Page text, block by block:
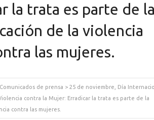
la trata es parte de
de la violencia
las mujeres.
Comunicados de prensa > 25 de noviembre, Día
contra la Mujer: Erradicar la trata es parte de la
contra las mujeres.